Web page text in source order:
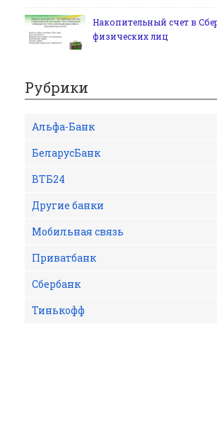
Накопительный счет в
физических лиц
Рубрики
Альфа-Банк
БеларусБанк
ВТБ24
Другие банки
Мобильная связь
Приватбанк
Сбербанк
Тинькофф